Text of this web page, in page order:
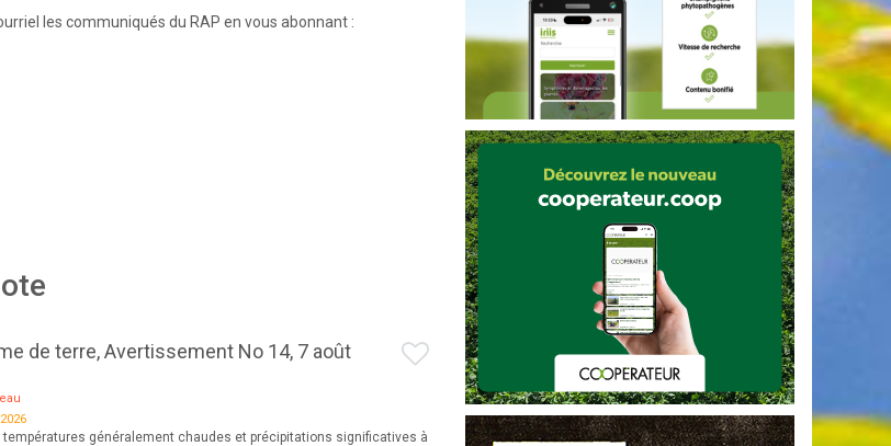
les communiqués du RAP en vous abonnant :
de terre, Avertissement No 14, 7 août
températures généralement chaudes et précipitations significatives à